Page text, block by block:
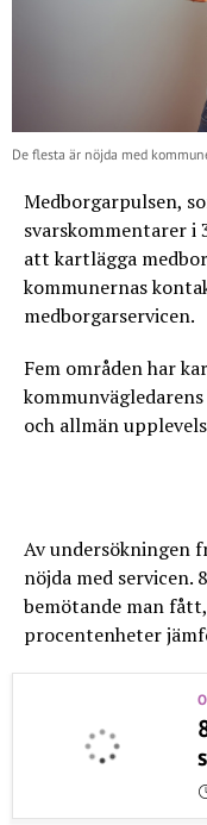
De flesta är nöjda med
Medborgarpulsen,
svarskommentarer i
att kartlägga
kommunernas
medborgarservicen.
Fem områden har
och allmän
Av undersökningen
nöjda med
bemötande man
procentenheter